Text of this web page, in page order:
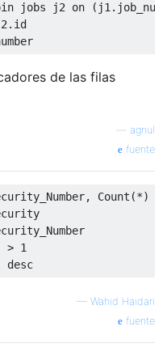
jobs j2 on ( j1 .
. id
de las filas
agnul
fuente
, Count (*)
> 1
desc
— Wahid Haidari
fuente